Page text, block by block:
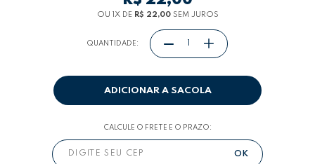
OU 1XDE R$ 22,00SEM JUROS
QUANTIDADE:
ADICIONAR A SACOLA
CALCULE O FRETE E O PRAZO: